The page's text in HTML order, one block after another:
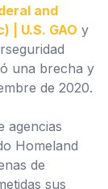
and
| U.S. GAO y
una brecha y
de 2020.
agencias
Homeland
de
sus